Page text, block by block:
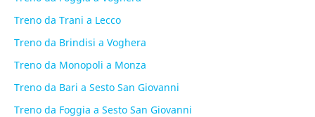
Treno da Trani a Lecco
Treno da Brindisi a Voghera
Treno da Monopoli a Monza
Treno da Bari a Sesto San Giovanni
Treno da Foggia a Sesto San Giovanni